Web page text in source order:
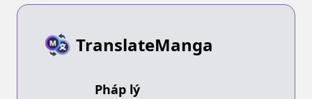
TranslateManga
Pháp lý